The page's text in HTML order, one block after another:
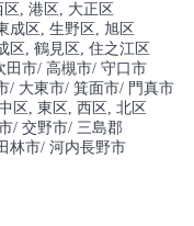
区 , 港区 , 大正区
成区 , 生野区 , 旭区
区 , 鶴見区 , 住之江区
田市/ 高槻市/ 守口市
/ 大東市/ 箕面市/ 門真市
区 , 東区 , 西区 , 北区
/ 交野市/ 三島郡
林市/ 河内長野市